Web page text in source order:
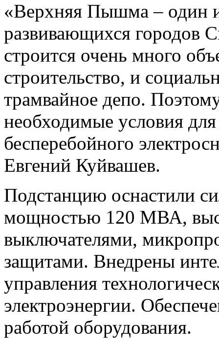
«Верхняя Пышма – один
развивающихся городов
строится очень много
строительство, и
трамвайное депо.
необходимые условия
бесперебойного
Евгений Куйвашев.
Подстанцию оснастили
мощностью 120 МВА,
выключателями,
защитами. Внедрены
управления
электроэнергии.
работой оборудования.